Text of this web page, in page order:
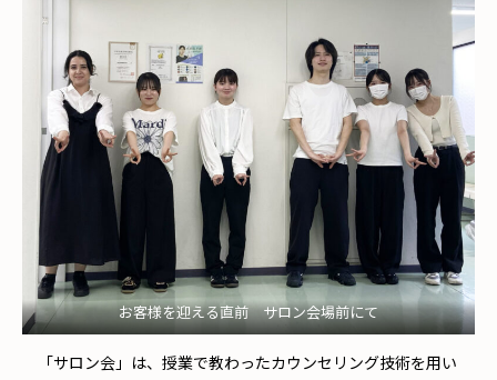
お客様を迎える直前 サロン会場前にて
「サロン会」は、授業で教わったカウンセリング技術を用い